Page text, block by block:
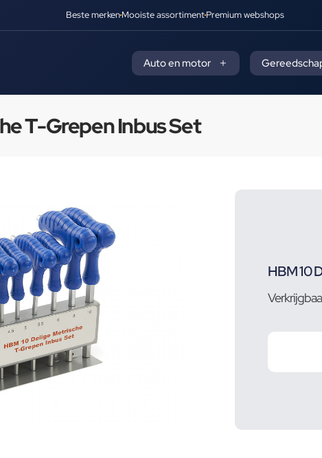
Beste merkenMooiste assortimentPremium webshops
Auto en motor
T-Grepen Inbus Set
HBM 10